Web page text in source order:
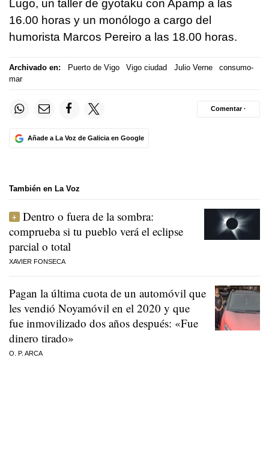
Lugo, un taller de gyotaku con Apamp a las
16.00 horas y un monólogo a cargo del
humorista Marcos Pereiro a las 18.00 horas.
Archivado en: Puerto de Vigo Vigo ciudad Julio Verne
consumo-
mar
Añade a La Voz de Galicia en Google
Comentar ·
También en La Voz
Dentro o fuera de la sombra:
comprueba si tu pueblo verá el eclipse
parcial o total
XAVIER FONSECA
Pagan la última cuota de un automóvil que
les vendió Noyamóvil en el 2020 y que
fue inmovilizado dos años después: «Fue
dinero tirado»
O. P. ARCA